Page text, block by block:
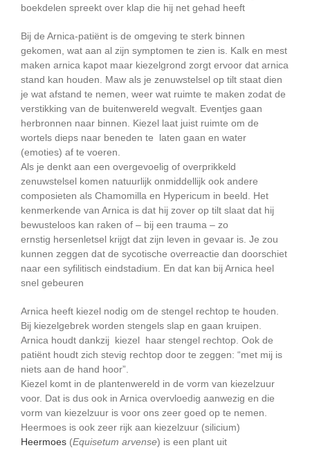
boekdelen spreekt over klap die hij net gehad heeft
Bij de Arnica-patiënt is de omgeving te sterk binnen
gekomen, wat aan al zijn symptomen te zien is. Kalk en mest
maken arnica kapot maar kiezelgrond zorgt ervoor dat arnica
stand kan houden. Maw als je zenuwstelsel op tilt staat dien
je wat afstand te nemen, weer wat ruimte te maken zodat de
verstikking van de buitenwereld wegvalt. Eventjes gaan
herbronnen naar binnen. Kiezel laat juist ruimte om de
wortels dieps naar beneden te laten gaan en water
(emoties) af te voeren.
Als je denkt aan een overgevoelig of overprikkeld
zenuwstelsel komen natuurlijk onmiddellijk ook andere
composieten als Chamomilla en Hypericum in beeld. Het
kenmerkende van Arnica is dat hij zover op tilt slaat dat hij
bewusteloos kan raken of – bij een trauma – zo
ernstig hersenletsel krijgt dat zijn leven in gevaar is. Je zou
kunnen zeggen dat de sycotische overreactie dan doorschiet
naar een syfilitisch eindstadium. En dat kan bij Arnica heel
snel gebeuren
Arnica heeft kiezel nodig om de stengel rechtop te houden.
Bij kiezelgebrek worden stengels slap en gaan kruipen.
Arnica houdt dankzij kiezel haar stengel rechtop. Ook de
patiënt houdt zich stevig rechtop door te zeggen: “met mij is
niets aan de hand hoor”.
Kiezel komt in de plantenwereld in de vorm van kiezelzuur
voor. Dat is dus ook in Arnica overvloedig aanwezig en die
vorm van kiezelzuur is voor ons zeer goed op te nemen.
Heermoes is ook zeer rijk aan kiezelzuur (silicium)
Heermoes (Equisetum arvense) is een plant uit